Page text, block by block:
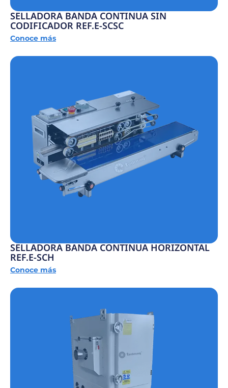
SELLADORA BANDA CONTINUA SIN
CODIFICADOR REF.E-SCSC
Conoce más
SELLADORA BANDA CONTINUA HORIZONTAL
REF.E-SCH
Conoce más